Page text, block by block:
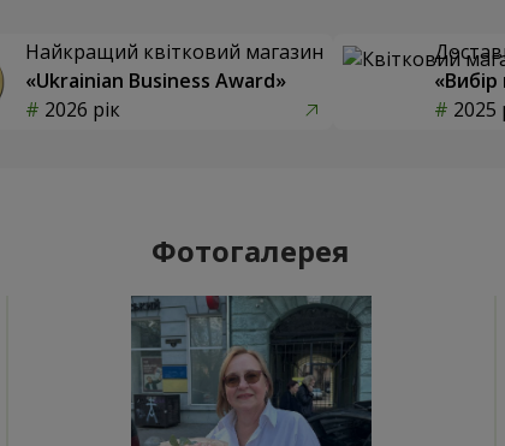
Найкращий квітковий магазин
«Ukrainian Business Award»
2026 рік
«Вибір
2025
Фотогалерея